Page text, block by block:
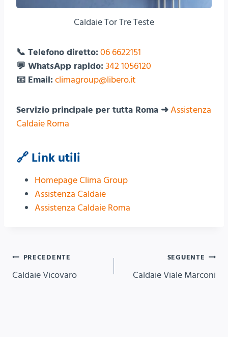
Caldaie Tor Tre Teste
📞 Telefono diretto: 06 6622151
💬 WhatsApp rapido: 342 1056120
📧 Email: climagroup@libero.it
Servizio principale per tutta Roma ➜Assistenza
Caldaie Roma
🔗 Link utili
Homepage Clima Group
Assistenza Caldaie
Assistenza Caldaie Roma
Navigazione
articoli
PRECEDENTE
Caldaie Vicovaro
SEGUENTE
Caldaie Viale Marconi